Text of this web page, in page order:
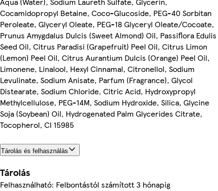
Cocamidopropyl Betaine, Coco-Glucoside, PEG-40 Sorbitan
Peroleate, Glyceryl Oleate, PEG-18 Glyceryl Oleate/Cocoate,
Prunus Amygdalus Dulcis (Sweet Almond) Oil, Passiflora Edulis
Seed Oil, Citrus Paradisi (Grapefruit) Peel Oil, Citrus Limon
(Lemon) Peel Oil, Citrus Aurantium Dulcis (Orange) Peel Oil,
Limonene, Linalool, Hexyl Cinnamal, Citronellol, Sodium
Levulinate, Sodium Anisate, Parfum (Fragrance), Glycol
Distearate, Sodium Chloride, Citric Acid, Hydroxypropyl
Methylcellulose, PEG-14M, Sodium Hydroxide, Silica, Glycine
Soja (Soybean) Oil, Hydrogenated Palm Glycerides Citrate,
Tocopherol, CI 15985
Tárolás és felhasználás
Tárolás
Felhasználható: Felbontástól számított 3 hónapig